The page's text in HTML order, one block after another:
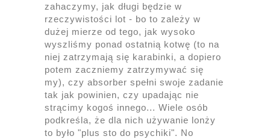
zahaczymy, jak długi będzie w
rzeczywistości lot - bo to zależy w
dużej mierze od tego, jak wysoko
wyszliśmy ponad ostatnią kotwę (to na
niej zatrzymają się karabinki, a dopiero
potem zaczniemy zatrzymywać się
my), czy absorber spełni swoje zadanie
tak jak powinien, czy upadając nie
strącimy kogoś innego... Wiele osób
podkreśla, że dla nich używanie lonży
to było "plus sto do psychiki". No